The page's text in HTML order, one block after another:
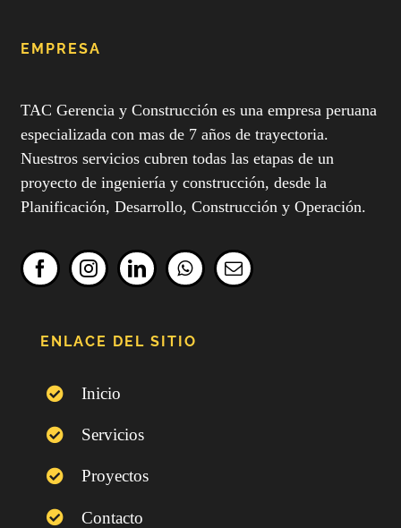
EMPRESA
TAC Gerencia y Construcción es una empresa peruana
especializada con mas de 7 años de trayectoria.
Nuestros servicios cubren todas las etapas de un
proyecto de ingeniería y construcción, desde la
Planificación, Desarrollo, Construcción y Operación.
ENLACE DEL SITIO
Inicio
Servicios
Proyectos
Contacto